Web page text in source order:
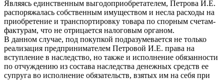
Являясь единственным выгодоприобретателем, Петрова И.Е.
распоряжалась собственным имуществом и несла расходы на
приобретение и транспортировку товара по спорным счетам-
фактурам, что не отрицается налоговым органом.
В данном случае, под покупкой подразумевается не только
реализация предпринимателем Петровой И.Е. права на
вступление в наследство, но также и исполнение обязанности
по отчуждению из состава наследства денежных средств ее
супруга во исполнение обязательств, взятых им на себя при